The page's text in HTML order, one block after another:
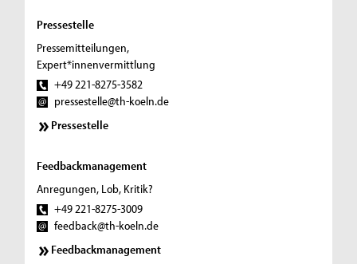
Pressestelle
Pressemitteilungen,
Expert*innenvermittlung
+49 221-8275-3582
pressestelle@th-koeln.de
Pressestelle
Feedbackmanagement
Anregungen, Lob, Kritik?
+49 221-8275-3009
feedback@th-koeln.de
Feedbackmanagement